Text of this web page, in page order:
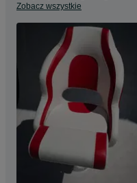
Zobacz wszystkie